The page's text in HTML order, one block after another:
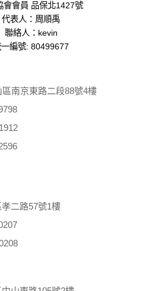
使用本網站相關產品、服務、活動或
的個人識別資料，本網站也可以從商
我們會取得您的姓名、電話、住址、
用我們的服務後，我們即取得您的資
、性別、行業等相關資料，當您註冊
服務後，本網站即取得您的資料。
在上網瀏覽或查詢時，伺服器自行產
用連線設備的 IP 位址、使用時間、使
使用者瀏覽器在本網站內部所瀏覽的
可能蒐集您個人的資料。對於您主動
施不適用本網站隱私權保護政策，本
除了在該資料或電子郵件上註明是由
方法及說明。
會會員 品保北1427號
代表人：周順禹
聯絡人：kevin
編號: 80499677
南京東路二段88號4樓
二路57號1樓